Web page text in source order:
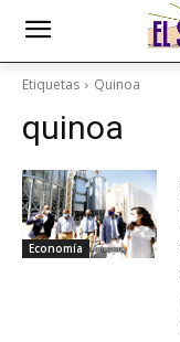
Etiquetas Quinoa
quinoa
Economía